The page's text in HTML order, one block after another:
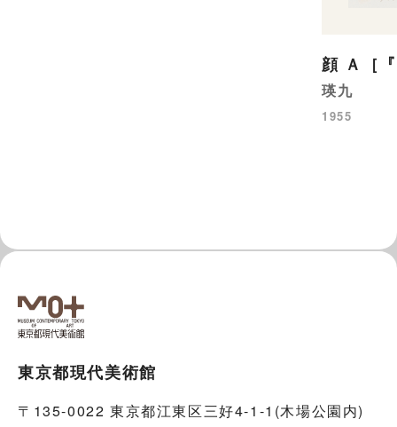
顔 Ａ［
瑛九
1955
東京都現代美術館
〒135-0022 東京都江東区三好4-1-1(木場公園内)